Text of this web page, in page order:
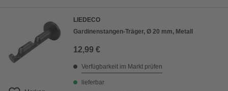
LIEDECO
Gardinenstangen-Träger, Ø 20 mm, Metall
12,99 €
Verfügbarkeit im Markt prüfen
lieferbar